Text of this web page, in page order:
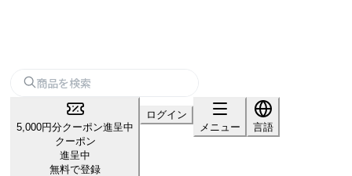
5,000円分クーポン進呈中
クーポン
進呈中
無料で登録
ログイン
メニュー
言語